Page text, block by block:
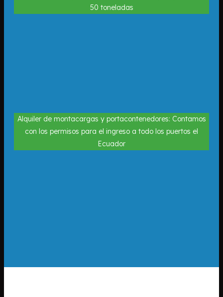
50 toneladas
Alquiler de montacargas y portacontenedores: Contamos
con los permisos para el ingreso a todo los puertos el
Ecuador